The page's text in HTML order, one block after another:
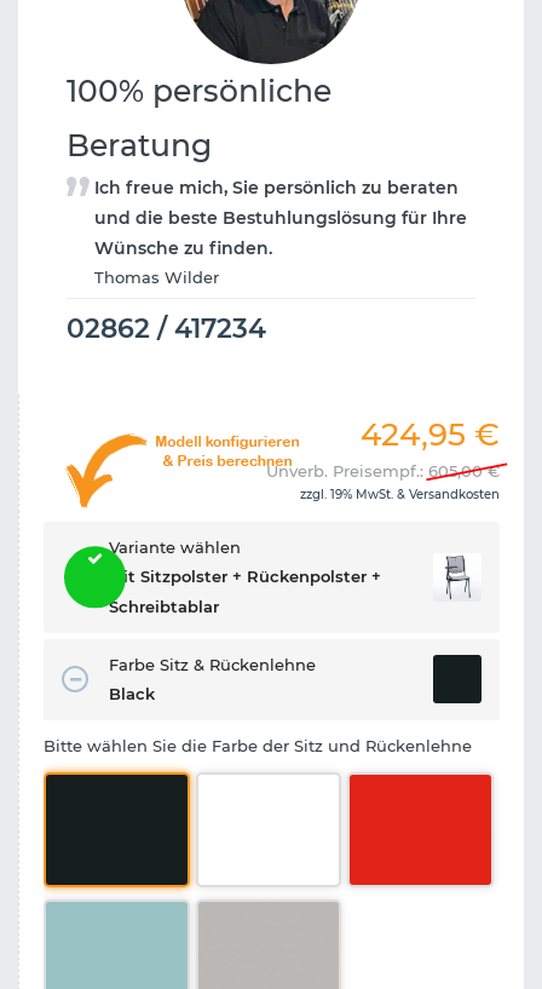
100% persönliche
Beratung
Ich freue mich, Sie persönlich zu beraten
und die beste Bestuhlungslösung für Ihre
Wünsche zu finden.
Thomas Wilder
02862 / 417234
424,95 €
Unverb. Preisempf.: 605,00€
zzgl. 19% MwSt. & Versandkosten
Variante wählen
Mit Sitzpolster + Rückenpolster +
Schreibtablar
Farbe Sitz & Rückenlehne
Black
Bitte wählen Sie die Farbe der Sitz und Rückenlehne